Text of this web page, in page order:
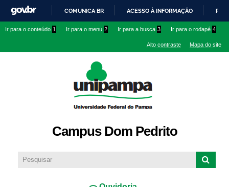
conteúdo
IR
O
COMUNICA BR ACESSO À INFORMAÇÃO
Ir para o conteúdo 1 Ir para o menu 2 Ir para a busca 3 Ir para o rodapé 4
Alto contraste Mapa do site
Campus Dom Pedrito